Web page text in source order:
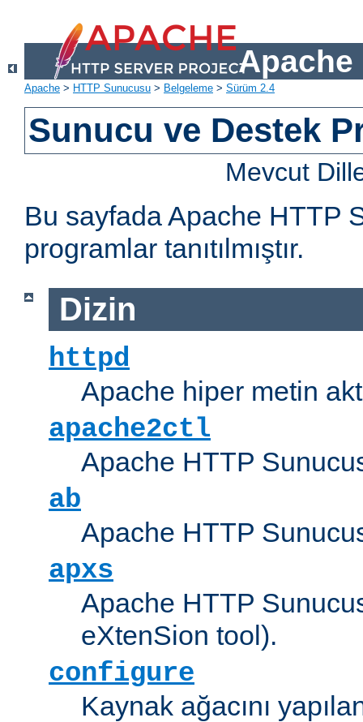
Apache
Apache > HTTP Sunucusu > Belgeleme > Sürüm 2.4
Sunucu ve Destek
Mevcut
Bu sayfada Apache HTTP
programlar tanıtılmıştır.
Dizin
httpd
Apache hiper metin
apache2ctl
Apache HTTP
ab
Apache HTTP
apxs
Apache HTTP
eXtenSion tool).
configure
Kaynak ağacını